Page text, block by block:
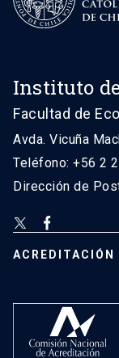
Instituto
Facultad de
Avda. Vicuña
Teléfono: +56 2
Dirección de
ACREDITACIÓN